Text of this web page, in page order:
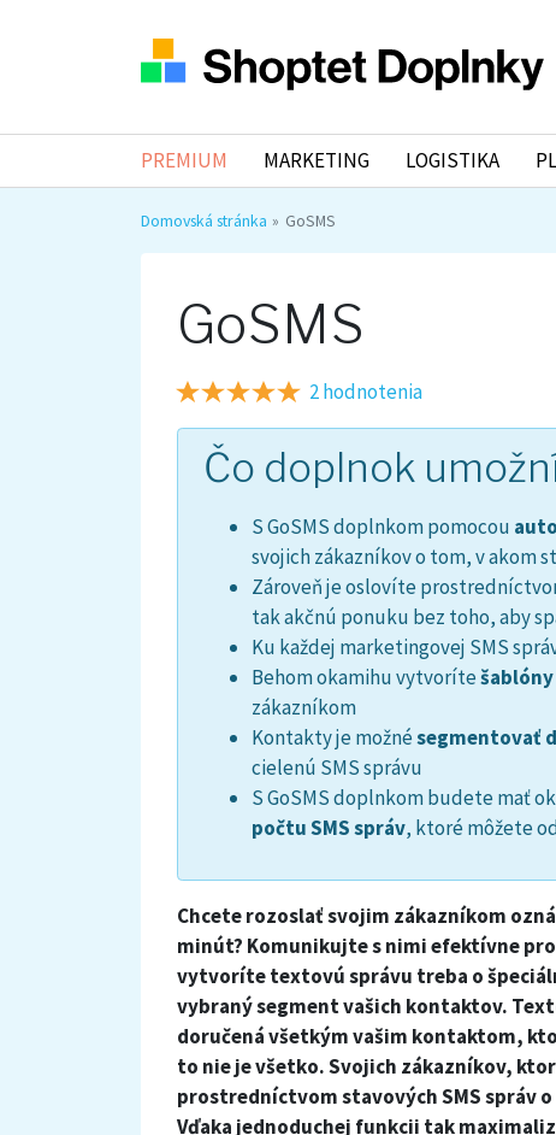
PREMIUM MARKETING LOGISTIKA
Domovská stránka GoSMS
GoSMS
2 hodnotenia
Čo doplnok
S GoSMS doplnkom pomocou
svojich zákazníkov o tom, v akom
Zároveň je oslovíte
tak akčnú ponuku bez toho, aby
Ku každej marketingovej SMS
Behom okamihu vytvorítešablóny
zákazníkom
Kontakty je možnésegmentovať
cielenú SMS správu
S GoSMS doplnkom budete mať
počtu SMS správ, ktoré môžete
Chcete rozoslať svojim zákazníkom
minút? Komunikujte s nimi efektívne
vytvoríte textovú správu treba o
vybraný segment vašich kontaktov.
doručená všetkým vašim kontaktom,
to nie je všetko. Svojich zákazníkov,
prostredníctvom stavových SMS správ
Vďaka jednoduchej funkcii tak